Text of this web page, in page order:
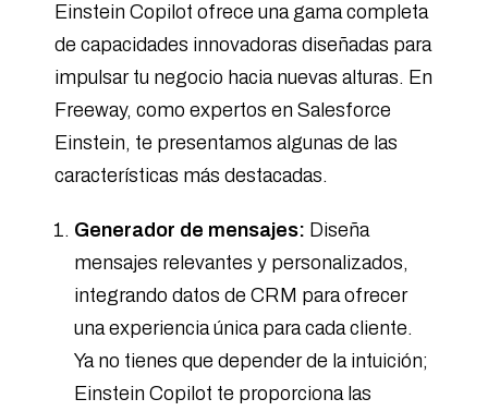
Einstein Copilot ofrece una gama completa
de capacidades innovadoras diseñadas para
impulsar tu negocio hacia nuevas alturas. En
Freeway, como expertos en Salesforce
Einstein, te presentamos algunas de las
características más destacadas.
Generador de mensajes: Diseña
mensajes relevantes y personalizados,
integrando datos de CRM para ofrecer
una experiencia única para cada cliente.
Ya no tienes que depender de la intuición;
Einstein Copilot te proporciona las